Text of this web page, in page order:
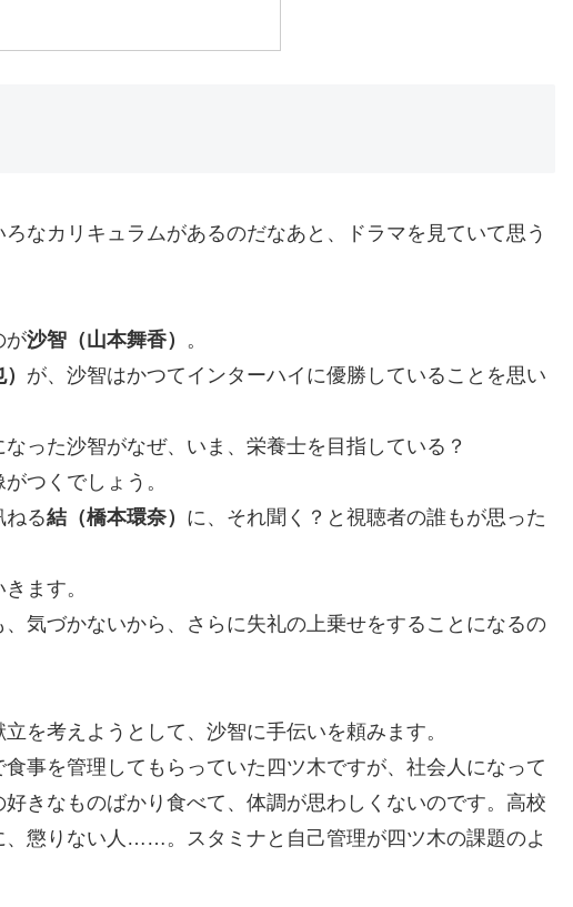
なカリキュラムがあるのだなあと、ドラマを見ていて思う
が沙智（山本舞香） 。
が、沙智はかつてインターハイに優勝していることを思い
った沙智がなぜ、いま、栄養士を目指している？
つくでしょう。
ねる結（橋本環奈） に、それ聞く？と視聴者の誰もが思った
ます。
気づかないから、さらに失礼の上乗せをすることになるの
を考えようとして、沙智に手伝いを頼みます。
事を管理してもらっていた四ツ木ですが、社会人になって
きなものばかり食べて、体調が思わしくないのです。高校
、懲りない人……。スタミナと自己管理が四ツ木の課題のよ